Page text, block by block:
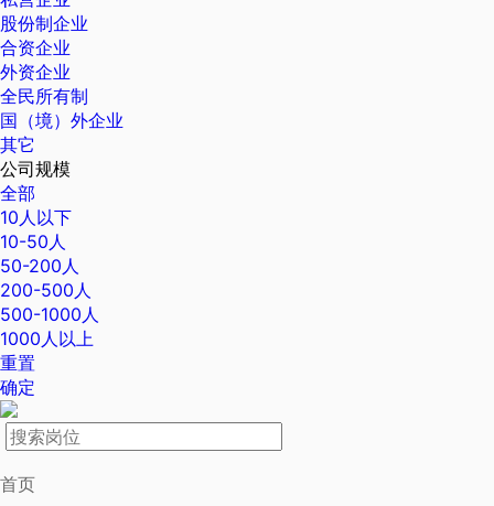
股份制企业
合资企业
外资企业
全民所有制
国（境）外企业
其它
公司规模
全部
10人以下
10-50人
50-200人
200-500人
500-1000人
1000人以上
重置
确定
首页